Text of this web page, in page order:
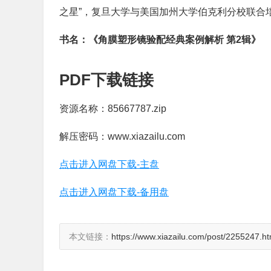
之星”，复旦大学与美国加州大学伯克利分校联合
书名：《角膜塑形镜验配经典案例解析 第2辑》
PDF下载链接
资源名称：85667787.zip
解压密码：www.xiazailu.com
点击进入网盘下载-主盘
点击进入网盘下载-备用盘
本文链接： https://www.xiazailu.com/post/